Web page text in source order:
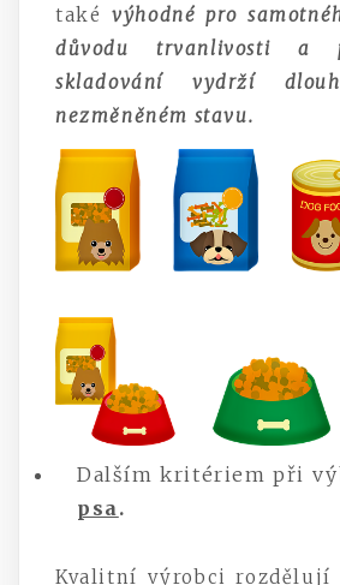
takévýhodné pro
důvodu trvanlivosti a
skladování vydrží
nezměněném stavu.
Dalším kritériem při
psa.
Kvalitní výrobci rozdělují